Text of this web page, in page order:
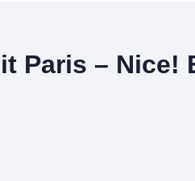
Paris – Nice!